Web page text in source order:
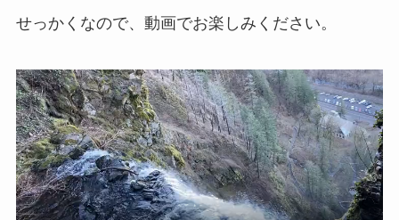
せっかくなので、動画でお楽しみください。